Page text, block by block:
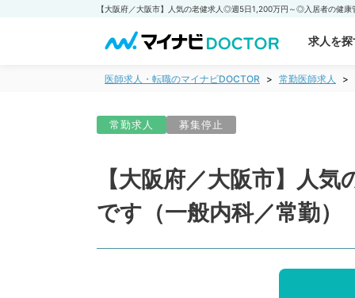
求人を探
医師求人・転職のマイナビDOCTOR 常勤医師求人
常勤求人 募集停止
【大阪府／大阪市】人
です（一般内科／常勤）